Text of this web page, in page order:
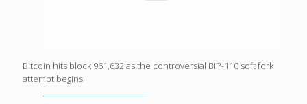
Bitcoin hits block 961,632 as the controversial BIP-110 soft fork
attempt begins